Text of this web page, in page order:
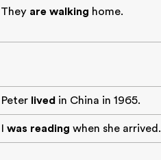
They are walking home.
Peter lived in China in 1965.
I was reading when she arrived.